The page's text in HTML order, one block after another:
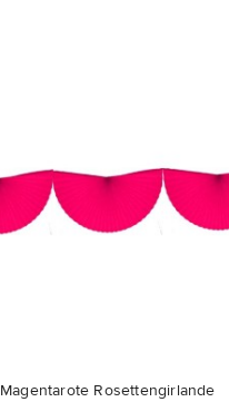
Magentarote Rosettengirlande